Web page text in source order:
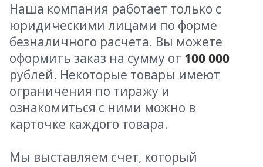
Наша компания работает только с
юридическими лицами по форме
безналичного расчета. Вы можете
оформить заказ на сумму от 100 000
рублей. Некоторые товары имеют
ограничения по тиражу и
ознакомиться с ними можно в
карточке каждого товара.
Мы выставляем счет, который